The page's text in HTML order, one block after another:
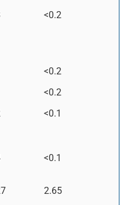
<0.2
<0.2
<0.2
<0.1
<0.1
2.65